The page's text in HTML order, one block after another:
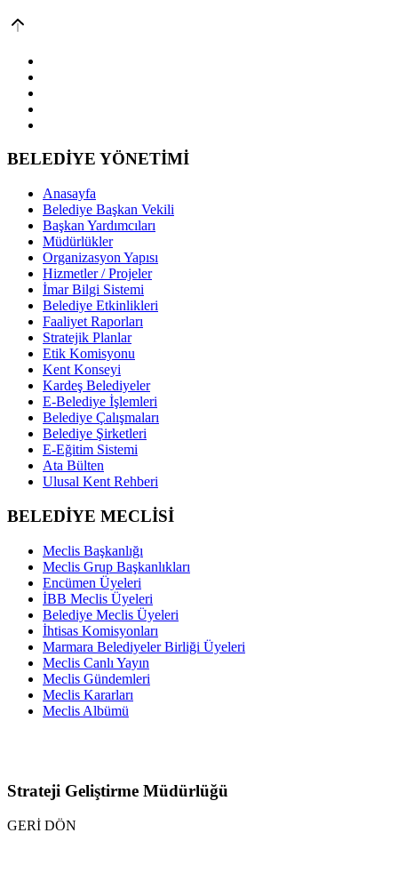
BELEDİYE YÖNETİMİ
Anasayfa
Belediye Başkan Vekili
Başkan Yardımcıları
Müdürlükler
Organizasyon Yapısı
Hizmetler / Projeler
İmar Bilgi Sistemi
Belediye Etkinlikleri
Faaliyet Raporları
Stratejik Planlar
Etik Komisyonu
Kent Konseyi
Kardeş Belediyeler
E-Belediye İşlemleri
Belediye Çalışmaları
Belediye Şirketleri
E-Eğitim Sistemi
Ata Bülten
Ulusal Kent Rehberi
BELEDİYE MECLİSİ
Meclis Başkanlığı
Meclis Grup Başkanlıkları
Encümen Üyeleri
İBB Meclis Üyeleri
Belediye Meclis Üyeleri
İhtisas Komisyonları
Marmara Belediyeler Birliği Üyeleri
Meclis Canlı Yayın
Meclis Gündemleri
Meclis Kararları
Meclis Albümü
Strateji Geliştirme Müdürlüğü
GERİ DÖN